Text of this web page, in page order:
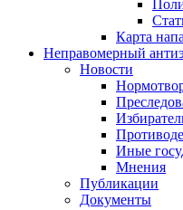
Карта
Неправомерный
Новости
Иные
Мнения
Публикации
Документы